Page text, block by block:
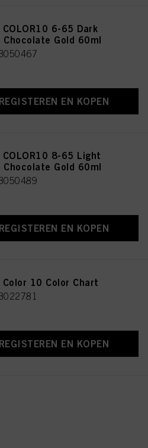
COLOR10 6-65 Dark
Chocolate Gold 60ml
REGISTEREN EN KOPEN
COLOR10 8-65 Light
Chocolate Gold 60ml
REGISTEREN EN KOPEN
Color 10 Color Chart
REGISTEREN EN KOPEN